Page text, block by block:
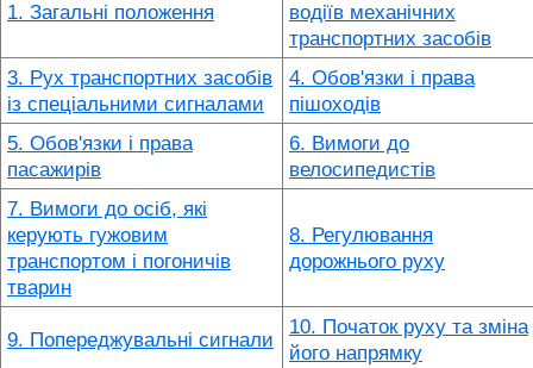
1. Загальні положення
водіїв механічних
транспортних засобів
3. Рух транспортних засобів
із спеціальними сигналами
4. Обов'язки і права
пішоходів
5. Обов'язки і права
пасажирів
6. Вимоги до
велосипедистів
7. Вимоги до осіб, які
керують гужовим
транспортом і погоничів
тварин
8. Регулювання
дорожнього руху
9. Попереджувальні сигнали
10. Початок руху та зміна
його напрямку